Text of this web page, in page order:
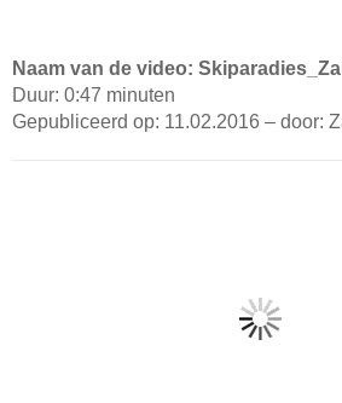
Naam van de video:
Duur: 0:47 minuten
Gepubliceerd op: 11.02.2016 – door: